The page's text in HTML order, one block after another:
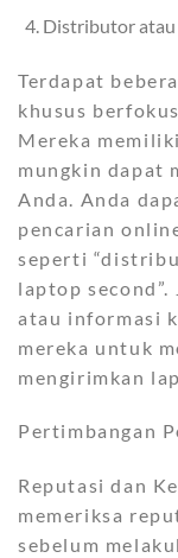
Distributor atau
Terdapat
khusus
Mereka
mungkin dapat
Anda. Anda
pencarian
seperti
laptop
atau informasi
mereka untuk
mengirimkan
Pertimbangan
Reputasi dan
memeriksa
sebelum